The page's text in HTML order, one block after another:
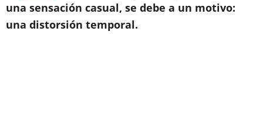
una sensación casual, se debe a un motivo:
una distorsión temporal.